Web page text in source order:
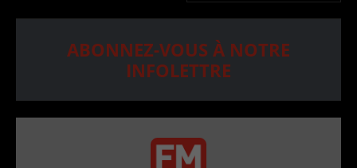
ABONNEZ-VOUS À NOTRE
INFOLETTRE